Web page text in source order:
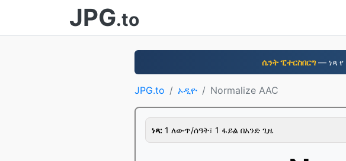
JPG.to
ሴንት ፒተርስበርግ— ነጻ የ
JPG.to ኦዲዮ Normalize AAC
ነጻ: 1 ለውጥ/ሰዓት፣ 1 ፋይል በአንድ ጊዜ